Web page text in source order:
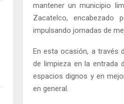
mantener un municipio
Zacatelco, encabezado
impulsando jornadas de
En esta ocasión, a través
de limpieza en la entrada
espacios dignos y en
en general.